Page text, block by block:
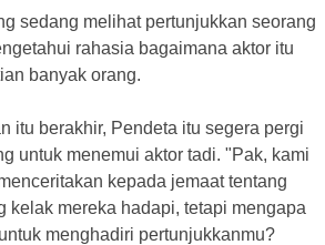
sedang melihat pertunjukkan seorang
rahasia bagaimana aktor itu
banyak orang.
itu berakhir, Pendeta itu segera pergi
untuk menemui aktor tadi. "Pak, kami
kepada jemaat tentang
kelak mereka hadapi, tetapi mengapa
menghadiri pertunjukkanmu?